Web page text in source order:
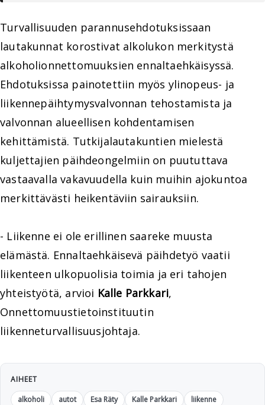
Turvallisuuden parannusehdotuksissaan
lautakunnat korostivat alkolukon merkitystä
alkoholionnettomuuksien ennaltaehkäisyssä.
Ehdotuksissa painotettiin myös ylinopeus- ja
liikennepäihtymysvalvonnan tehostamista ja
valvonnan alueellisen kohdentamisen
kehittämistä. Tutkijalautakuntien mielestä
kuljettajien päihdeongelmiin on puututtava
vastaavalla vakavuudella kuin muihin ajokuntoa
merkittävästi heikentäviin sairauksiin.
- Liikenne ei ole erillinen saareke muusta
elämästä. Ennaltaehkäisevä päihdetyö vaatii
liikenteen ulkopuolisia toimia ja eri tahojen
yhteistyötä, arvioi Kalle Parkkari,
Onnettomuustietoinstituutin
liikenneturvallisuusjohtaja.
AIHEET
alkoholi
autot Esa Räty Kalle Parkkari
liikenne